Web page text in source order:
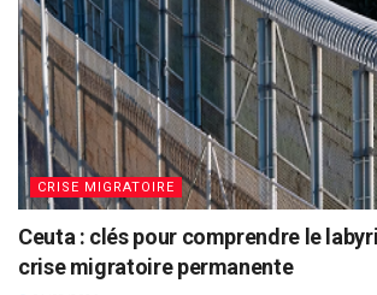
CRISE MIGRATOIRE
Ceuta : clés pour comprendre le
crise migratoire permanente